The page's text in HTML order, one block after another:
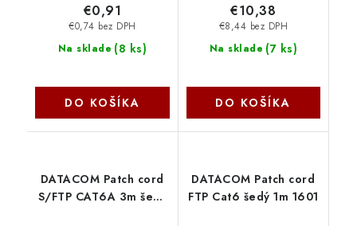
Na sklade (8 ks)
€0,74 bez DPH
€0,91
DO KOŠÍKA
Na sklade (7 ks)
€8,44 bez DPH
€10,38
DO KOŠÍKA
DATACOM Patch cord
S/FTP CAT6A 3m šedý
DATACOM Patch cord
FTP Cat6 šedý 1m 1601